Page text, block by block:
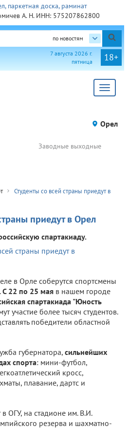
А. Н. ИНН: 575207862800
по новостям
18+
7 августа 2026 г.
пятница
Toggle
Орел
Заводные выходные
Студенты со всей страны приедут в
приедут в Орел
спартакиаду.
в Орле соберутся спортсмены
С 22 по 25 мая в нашем городе
спартакиада "Юность
участие более тысяч студентов.
победители областной
губернатора, сильнейших
спорта: мини-футбол,
кросс,
плавание, дартс и
ОГУ, на стадионе им. В.И.
резерва и шахматно-